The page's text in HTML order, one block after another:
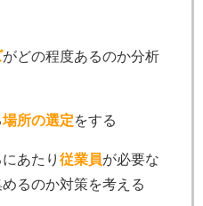
がどの程度あるのか分析
場所の選定をする
あたり 従業員が必要な
るのか対策を考える